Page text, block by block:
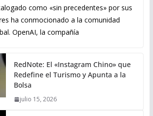
como «sin precedentes» por sus
ha conmocionado a la comunidad
OpenAI, la compañía
RedNote: El «Instagram Chino» que
Redefine el Turismo y Apunta a la
Bolsa
julio 15, 2026